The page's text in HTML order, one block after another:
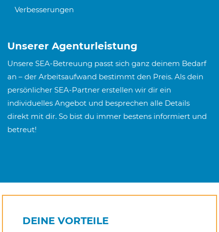
Verbesserungen
Unserer Agenturleistung
Unsere SEA-Betreuung passt sich ganz deinem Bedarf
an – der Arbeitsaufwand bestimmt den Preis. Als dein
persönlicher SEA-Partner erstellen wir dir ein
individuelles Angebot und besprechen alle Details
direkt mit dir. So bist du immer bestens informiert und
betreut!
DEINE VORTEILE